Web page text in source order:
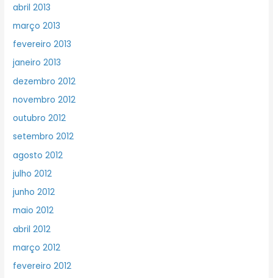
abril 2013
março 2013
fevereiro 2013
janeiro 2013
dezembro 2012
novembro 2012
outubro 2012
setembro 2012
agosto 2012
julho 2012
junho 2012
maio 2012
abril 2012
março 2012
fevereiro 2012